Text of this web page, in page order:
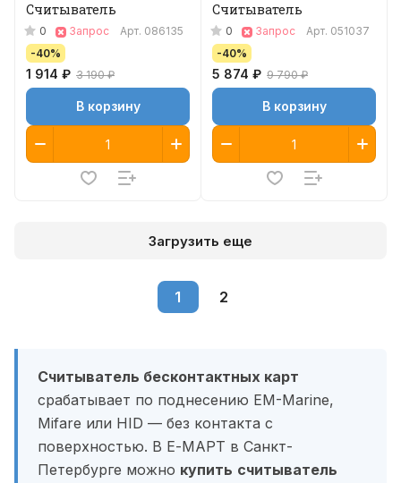
Считыватель
0 Запрос Арт. 086135
-40%
1 914 ₽ 3 190 ₽
В корзину
Считыватель
0 Запрос Арт. 051037
-40%
5 874 ₽ 9 790 ₽
В корзину
Загрузить еще
1 2
Считыватель бесконтактных карт
срабатывает по поднесению EM-Marine,
Mifare или HID — без контакта с
поверхностью. В Е-МАРТ в Санкт-
Петербурге можно купить считыватель